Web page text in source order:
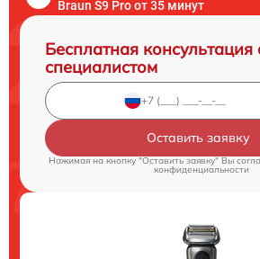
Braun S9 Pro от 35 минут
Бесплатная консультация
специалистом
Оставить заявку
Нажимая на кнопку "Оставить заявку" Вы
конфиденциальности